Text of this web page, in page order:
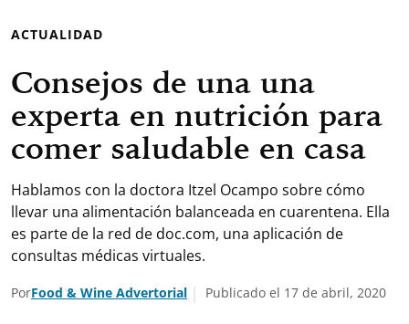
ACTUALIDAD
Consejos de una una
experta en nutrición para
comer saludable en casa
Hablamos con la doctora Itzel Ocampo sobre cómo
llevar una alimentación balanceada en cuarentena. Ella
es parte de la red de doc.com, una aplicación de
consultas médicas virtuales.
PorFood & Wine Advertorial Publicado el 17 de abril, 2020